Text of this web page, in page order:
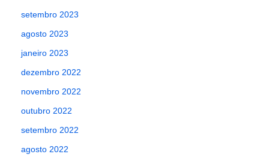
setembro 2023
agosto 2023
janeiro 2023
dezembro 2022
novembro 2022
outubro 2022
setembro 2022
agosto 2022